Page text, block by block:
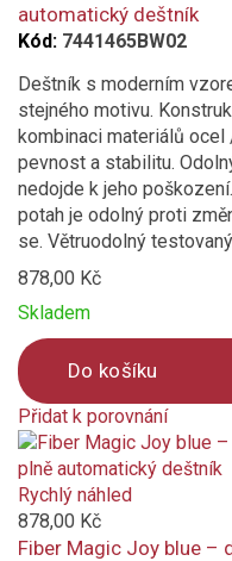
automatický deštník
Kód: 7441465BW02
Deštník s moderním
stejného motivu.
kombinaci materiálů
pevnost a stabilitu.
nedojde k jeho
potah je odolný proti
se. Větruodolný
878,00 Kč
Skladem
Do košíku
Přidat k porovnání
Product
is
added
to
compare
Rychlý náhled
878,00 Kč
Fiber Magic Joy blue –